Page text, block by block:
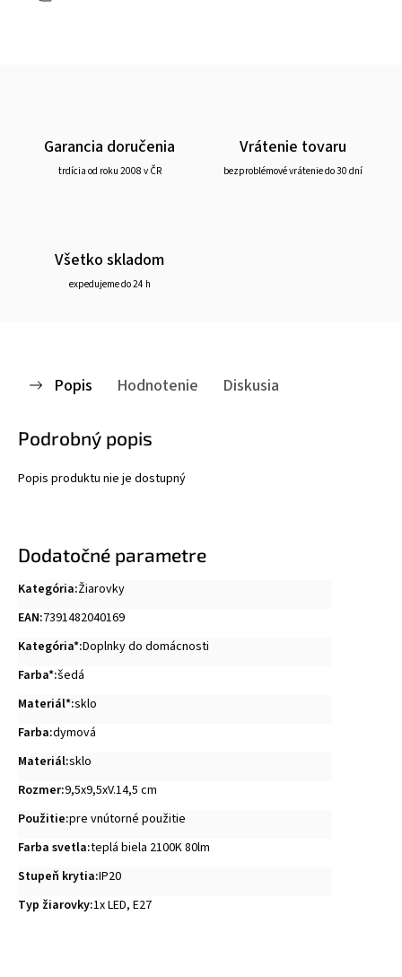
Garancia doručenia
trdícia od roku 2008 v ČR
Vrátenie tovaru
bezproblémové vrátenie do 30 dní
Všetko skladom
expedujeme do 24 h
Popis Hodnotenie Diskusia
Podrobný popis
Popis produktu nie je dostupný
Dodatočné parametre
Kategória:Žiarovky
EAN:7391482040169
Kategória*:Doplnky do domácnosti
Farba*:šedá
Materiál*:sklo
Farba:dymová
Materiál:sklo
Rozmer:9,5x9,5xV.14,5 cm
Použitie:pre vnútorné použitie
Farba svetla:teplá biela 2100K 80lm
Stupeň krytia:IP20
Typ žiarovky:1x LED, E27